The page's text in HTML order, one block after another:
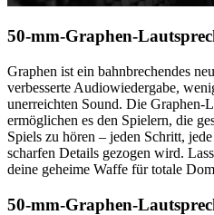
50-mm-Graphen-
Graphen ist ein bahnbrechendes
verbesserte Audiowiedergabe,
unerreichten Sound. Die Graphen-
ermöglichen es den Spielern, die
Spiels zu hören – jeden Schritt,
scharfen Details gezogen wird.
deine geheime Waffe für totale
50-mm-Graphen-